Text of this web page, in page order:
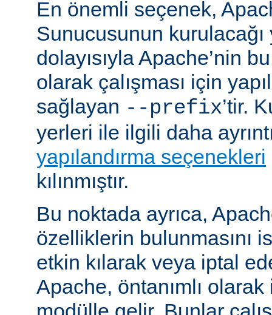
En önemli seçenek,
Sunucusunun
dolayısıyla Apache’nin
olarak çalışması için
sağlayan --prefix’tir.
yerleri ile ilgili daha
yapılandırma seçenekleri
kılınmıştır.
Bu noktada ayrıca,
özelliklerin bulunmasını
etkin kılarak veya iptal
Apache, öntanımlı